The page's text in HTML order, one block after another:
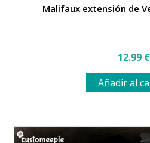
Malifaux extensión de
12.99 €
Añadir al